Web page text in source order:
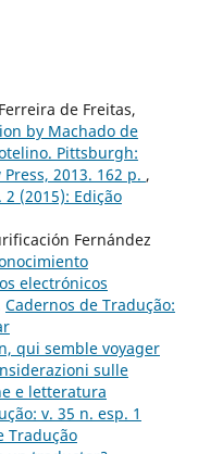
de Freitas,
by Machado de
Pittsburgh:
2013. 162 p. ,
(2015): Edição
Fernández
electrónicos
Cadernos de Tradução:
qui semble voyager
sulle
e letteratura
v. 35 n. esp. 1
Tradução